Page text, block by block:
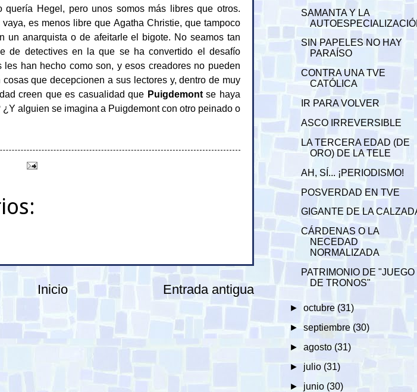
quería Hegel, pero unos somos más libres que otros.
es menos libre que Agatha Christie, que tampoco
un anarquista o de afeitarle el bigote. No seamos tan
de detectives en la que se ha convertido el desafío
les han hecho como son, y esos creadores no pueden
que decepcionen a sus lectores y, dentro de muy
creen que es casualidad que Puigdemontse haya
alguien se imagina a Puigdemont con otro peinado o
Entrada antigua
Inicio
SAMANTA Y LA
SIN PAPELES NO HAY
PARAÍSO
CONTRA UNA TVE
CATÓLICA
IR PARA VOLVER
ASCO IRREVERSIBLE
LA TERCERA EDAD (DE
ORO) DE LA TELE
AH, SÍ... ¡PERIODISMO!
POSVERDAD EN TVE
GIGANTE DE LA
CÁRDENAS O LA
NECEDAD
NORMALIZADA
PATRIMONIO DE "JUEGO
DE TRONOS"
► octubre (31)
► septiembre (30)
► agosto (31)
► julio (31)
► junio (30)